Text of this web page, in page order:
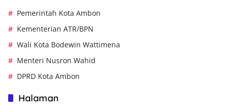
Pemerintah Kota Ambon
Kementerian ATR/BPN
Wali Kota Bodewin Wattimena
Menteri Nusron Wahid
DPRD Kota Ambon
Halaman